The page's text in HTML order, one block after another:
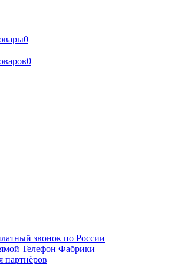
0
0
звонок по России
Телефон Фабрики
партнёров